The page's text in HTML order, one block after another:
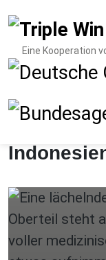
Eine Kooperation
Herzlich
Unsere